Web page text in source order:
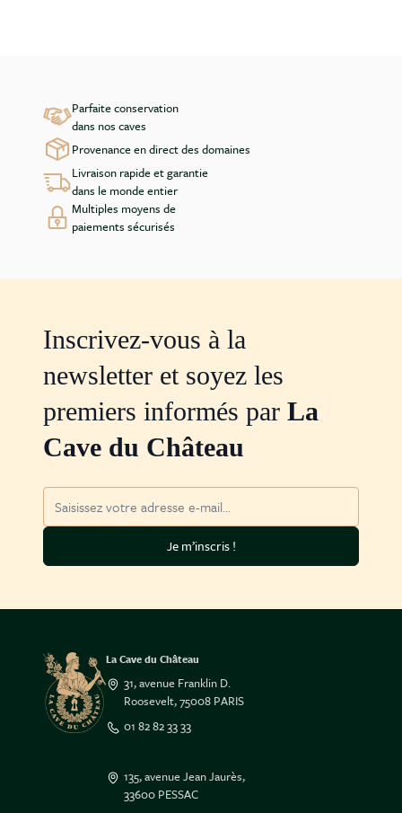
Parfaite conservation
dans nos caves
Provenance en direct des domaines
Livraison rapide et garantie
dans le monde entier
Multiples moyens de
paiements sécurisés
Inscrivez-vous à la
newsletter et soyez les
premiers informés par La
Cave du Château
Je m’inscris !
La Cave du Château
31, avenue Franklin D.
Roosevelt, 75008 PARIS
01 82 82 33 33
135, avenue Jean Jaurès,
33600 PESSAC